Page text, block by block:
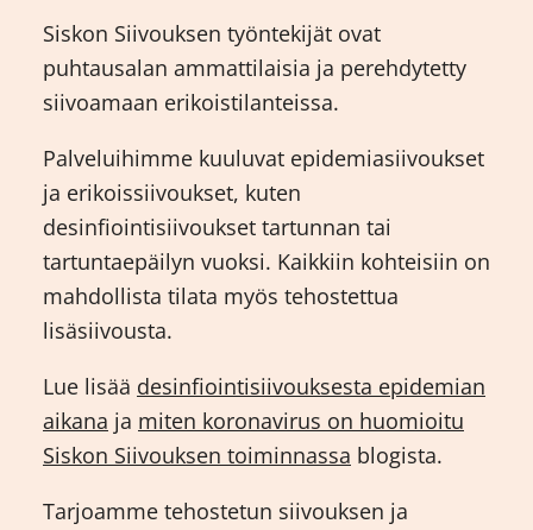
Siskon Siivouksen työntekijät ovat
puhtausalan ammattilaisia ja perehdytetty
siivoamaan erikoistilanteissa.
Palveluihimme kuuluvat epidemiasiivoukset
ja erikoissiivoukset, kuten
desinfiointisiivoukset tartunnan tai
tartuntaepäilyn vuoksi. Kaikkiin kohteisiin on
mahdollista tilata myös tehostettua
lisäsiivousta.
Lue lisää desinfiointisiivouksesta epidemian
aikana ja miten koronavirus on huomioitu
Siskon Siivouksen toiminnassa blogista.
Tarjoamme tehostetun siivouksen ja